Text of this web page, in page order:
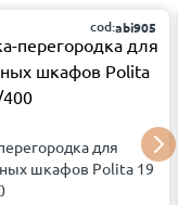
cod:abi905
для
шкафов Polita 19